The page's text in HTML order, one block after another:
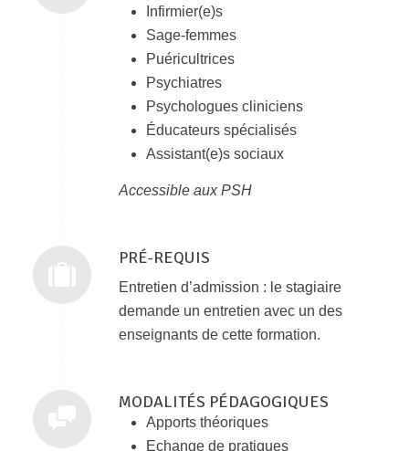
Infirmier(e)s
Sage-femmes
Puéricultrices
Psychiatres
Psychologues cliniciens
Éducateurs spécialisés
Assistant(e)s sociaux
Accessible aux PSH
PRÉ-REQUIS
Entretien d’admission : le stagiaire
demande un entretien avec un des
enseignants de cette formation.
MODALITÉS PÉDAGOGIQUES
Apports théoriques
Echange de pratiques